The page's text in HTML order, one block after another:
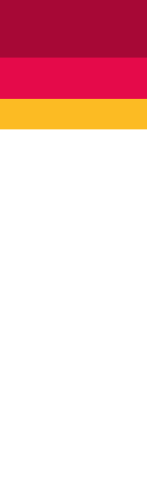
content